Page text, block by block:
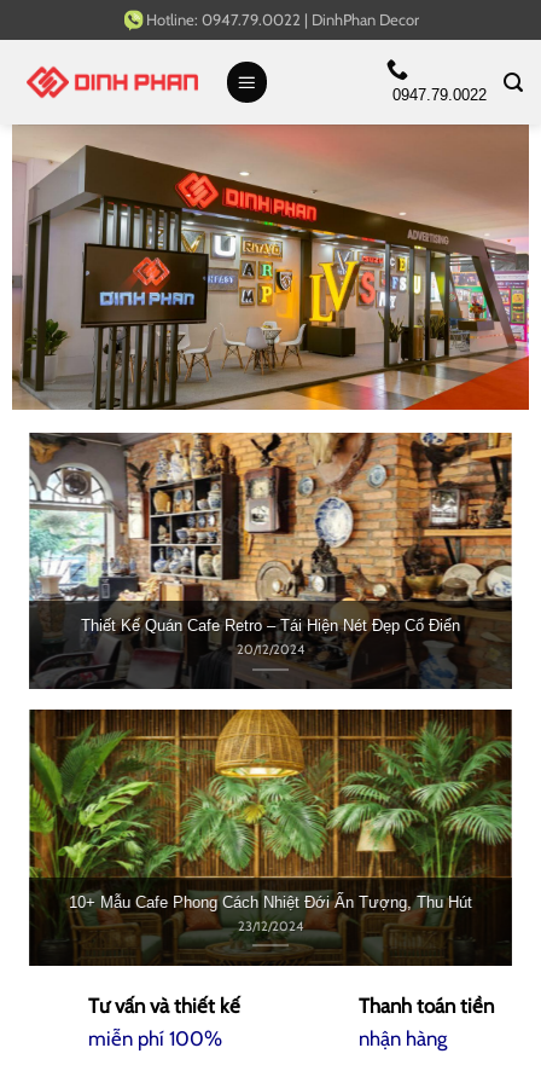
qua
Hotline: 0947.79.0022 | DinhPhan Decor
0947.79.0022
Thiết Kế Quán Cafe Retro – Tái Hiện Nét Đẹp Cổ Điển
20/12/2024
10+ Mẫu Cafe Phong Cách Nhiệt Đới Ấn Tượng, Thu Hút
23/12/2024
Tư vấn và thiết kế
miễn phí 100%
Thanh toán tiền
nhận hàng